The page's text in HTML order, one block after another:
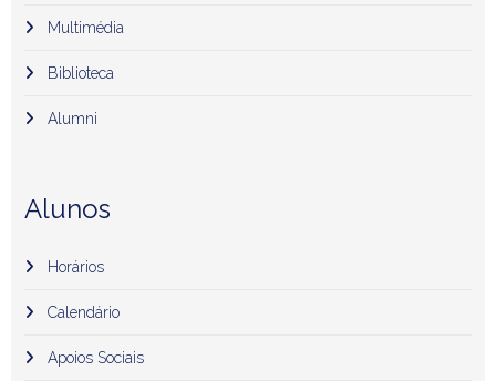
Multimédia
Biblioteca
Alumni
Alunos
Horários
Calendário
Apoios Sociais